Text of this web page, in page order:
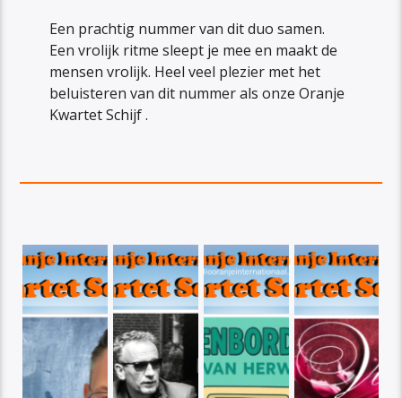
Een prachtig nummer van dit duo samen.
Een vrolijk ritme sleept je mee en maakt de
mensen vrolijk. Heel veel plezier met het
beluisteren van dit nummer als onze Oranje
Kwartet Schijf .